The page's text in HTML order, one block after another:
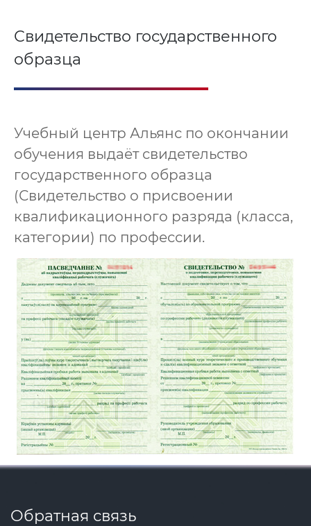
Свидетельство государственного
образца
Учебный центр Альянс по окончании
обучения выдаёт свидетельство
государственного образца
(Свидетельство о присвоении
квалификационного разряда (класса,
категории) по профессии.
Обратная связь